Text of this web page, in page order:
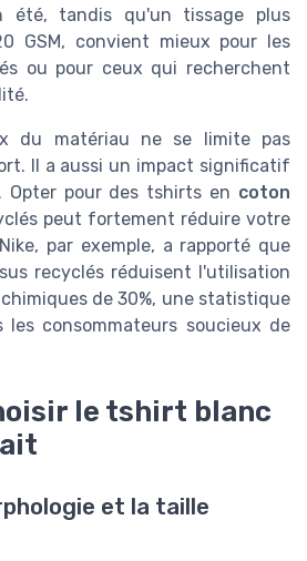
été, tandis qu'un tissage plus
GSM, convient mieux pour les
ou pour ceux qui recherchent
du matériau ne se limite pas
Il a aussi un impact significatif
Opter pour des tshirts en coton
peut fortement réduire votre
par exemple, a rapporté que
recyclés réduisent l'utilisation
de 30%, une statistique
les consommateurs soucieux de
le tshirt blanc
et la taille